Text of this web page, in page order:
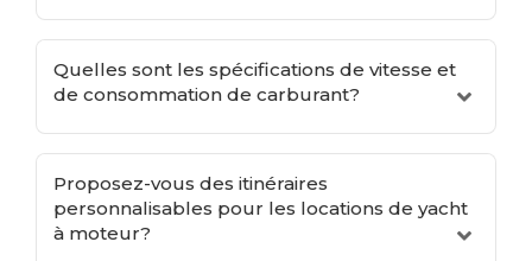
Quelles sont les spécifications de vitesse et
de consommation de carburant?
Proposez-vous des itinéraires
personnalisables pour les locations de yacht
à moteur?